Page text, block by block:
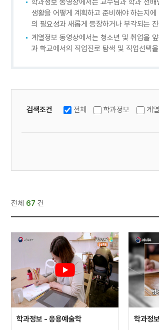
학과정보 동영상에서는 교수님과 학과 선
생활을 어떻게 계획하고 준비해야 하는지
의 필요성과 새롭게 등장하거나 부각되는
계열정보 동영상에서는 청소년 및 취업을
과 학교에서의 직업진로 탐색 및 직업선택
검색조건 전체 학과정보 계
전체 67 건
학과정보 - 응용예술학
학과정